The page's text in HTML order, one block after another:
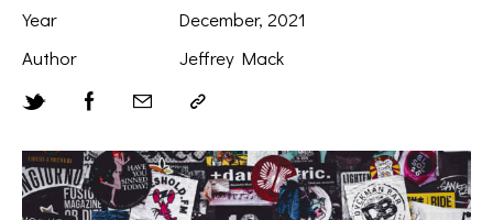
Year
December, 2021
Author
Jeffrey Mack